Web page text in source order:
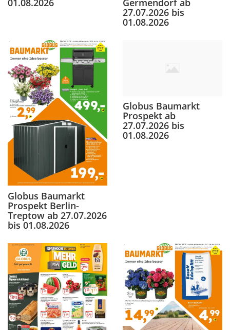
27.07.2026 bis
01.08.2026
Globus Baumarkt
Prospekt Berlin-
Treptow ab 27.07.2026
bis 01.08.2026
Globus Baumarkt
Prospekt ab
27.07.2026 bis
01.08.2026